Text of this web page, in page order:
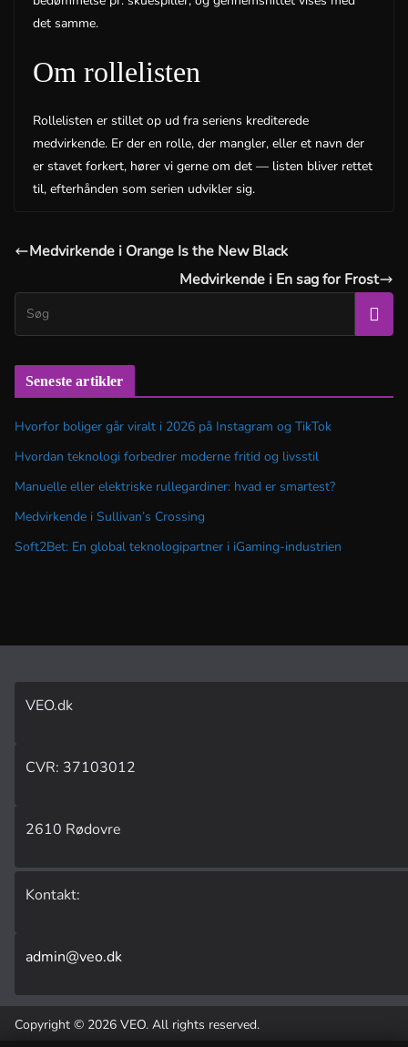
det samme.
Om rollelisten
Rollelisten er stillet op ud fra seriens krediterede
medvirkende. Er der en rolle, der mangler, eller et navn der
er stavet forkert, hører vi gerne om det — listen bliver rettet
til, efterhånden som serien udvikler sig.
Medvirkende i Orange Is the New Black
Medvirkende i En sag for Frost
Seneste artikler
Hvorfor boliger går viralt i 2026 på Instagram og TikTok
Hvordan teknologi forbedrer moderne fritid og livsstil
Manuelle eller elektriske rullegardiner: hvad er smartest?
Medvirkende i Sullivan’s Crossing
Soft2Bet: En global teknologipartner i iGaming-industrien
VEO.dk
CVR: 37103012
2610 Rødovre
Kontakt:
admin@veo.dk
Copyright © 2026 VEO. All rights reserved.